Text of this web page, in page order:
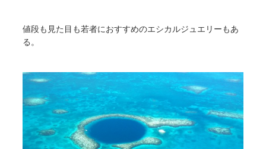
値段も見た目も若者におすすめのエシカルジュエリーもあ
る。